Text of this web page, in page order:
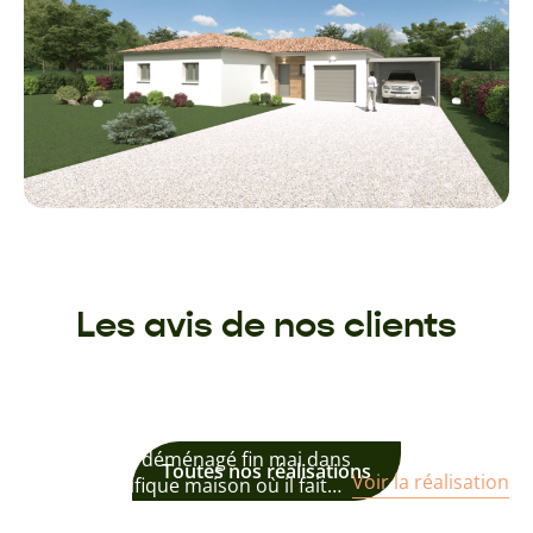
Les avis de nos clients
Nous avons déménagé fin mai dans
notre magnifique maison où il fait
Voir la réalisation
Toutes nos réalisations